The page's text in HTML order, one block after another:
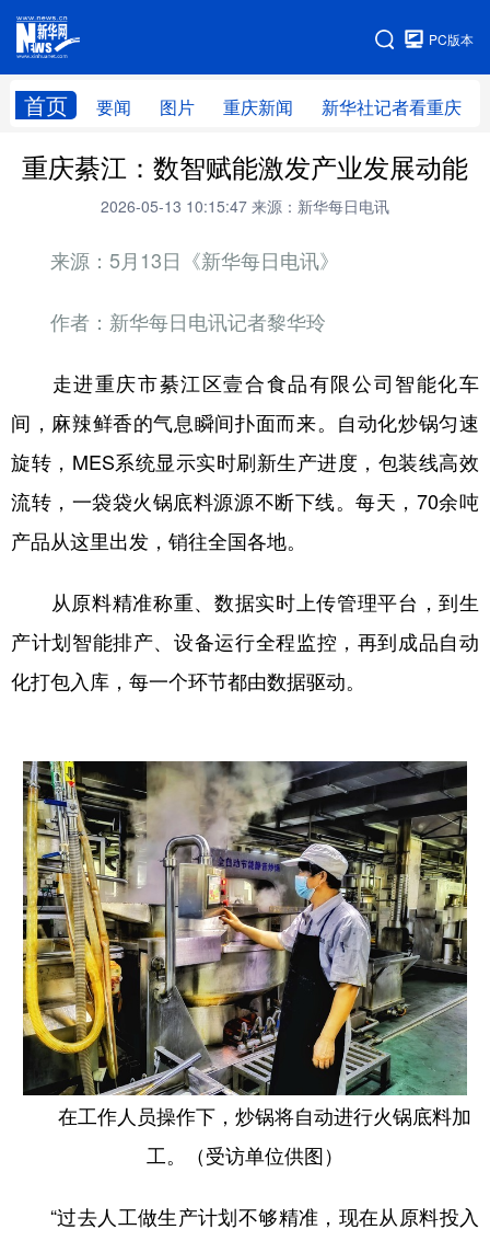
PC版本
首页 要闻 图片 重庆新闻 新华社记者看重庆
网站地图
重庆綦江：数智赋能激发产业发展动能
2026-05-13 10:15:47 来源：新华每日电讯
来源：5月13日《新华每日电讯》
作者：新华每日电讯记者黎华玲
走进重庆市綦江区壹合食品有限公司智能化车
间，麻辣鲜香的气息瞬间扑面而来。自动化炒锅匀速
旋转，MES系统显示实时刷新生产进度，包装线高效
流转，一袋袋火锅底料源源不断下线。每天，70余吨
产品从这里出发，销往全国各地。
从原料精准称重、数据实时上传管理平台，到生
产计划智能排产、设备运行全程监控，再到成品自动
化打包入库，每一个环节都由数据驱动。
在工作人员操作下，炒锅将自动进行火锅底料加
工。（受访单位供图）
“过去人工做生产计划不够精准，现在从原料投入